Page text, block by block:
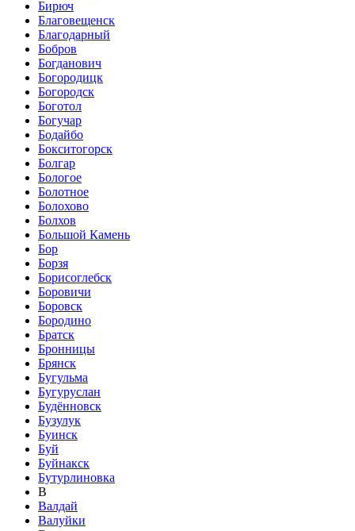
Бирюч
Благовещенск
Благодарный
Бобров
Богданович
Богородицк
Богородск
Боготол
Богучар
Бодайбо
Бокситогорск
Болгар
Бологое
Болотное
Болохово
Болхов
Большой Камень
Бор
Борзя
Борисоглебск
Боровичи
Боровск
Бородино
Братск
Бронницы
Брянск
Бугульма
Бугуруслан
Будённовск
Бузулук
Буинск
Буй
Буйнакск
Бутурлиновка
В
Валдай
Валуйки